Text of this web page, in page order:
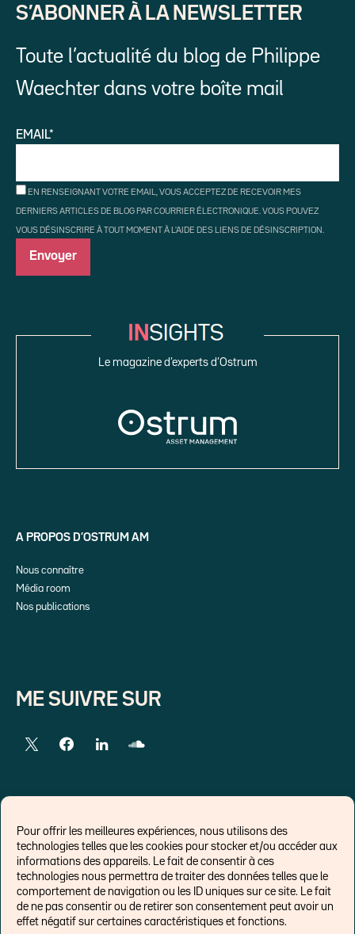
Pour offrir les meilleures expériences, nous utilisons des
technologies telles que les cookies pour stocker et/ou accéder aux
informations des appareils. Le fait de consentir à ces
technologies nous permettra de traiter des données telles que le
comportement de navigation ou les ID uniques sur ce site. Le fait
de ne pas consentir ou de retirer son consentement peut avoir un
effet négatif sur certaines caractéristiques et fonctions.
S’ABONNER À LA NEWSLETTER
Toute l’actualité du blog de Philippe
Waechter dans votre boîte mail
EMAIL*
EN RENSEIGNANT VOTRE EMAIL, VOUS ACCEPTEZ DE RECEVOIR MES
DERNIERS ARTICLES DE BLOG PAR COURRIER ÉLECTRONIQUE. VOUS POUVEZ
VOUS DÉSINSCRIRE À TOUT MOMENT À L'AIDE DES LIENS DE DÉSINSCRIPTION.
Le magazine d’experts d’Ostrum
A PROPOS D’OSTRUM AM
Nous connaître
Média room
Nos publications
ME SUIVRE SUR
LIENS EXTERNES
Chroniques pour Forbes
Economistes
Think tank